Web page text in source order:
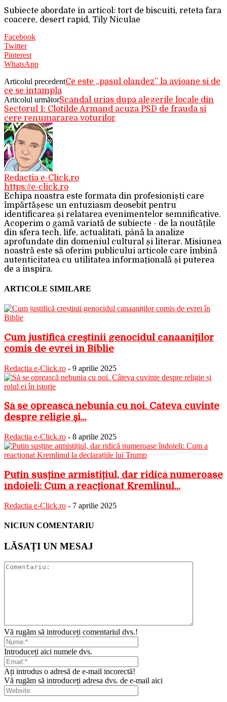
Subiecte abordate in articol: tort de biscuiti, reteta fara
coacere, desert rapid, Tily Niculae
Facebook
Twitter
Pinterest
WhatsApp
Articolul precedentCe este „pasul olandez” la avioane si de
ce se intampla
Articolul următorScandal urias dupa alegerile locale din
Sectorul 1: Clotilde Armand acuza PSD de frauda si
cere renumararea voturilor
Redactia e-Click.ro
https://e-click.ro
Echipa noastra este formata din profesioniști care
împărtășesc un entuziasm deosebit pentru
identificarea și relatarea evenimentelor semnificative.
Acoperim o gamă variată de subiecte - de la noutățile
din sfera tech, life, actualitati, până la analize
aprofundate din domeniul cultural și literar. Misiunea
noastră este să oferim publicului articole care îmbină
autenticitatea cu utilitatea informațională și puterea
de a inspira.
ARTICOLE SIMILARE
Cum justifică creștinii genocidul canaaniților
comis de evrei în Biblie
Redactia e-Click.ro - 9 aprilie 2025
Să se oprească nebunia cu noi. Câteva cuvinte
despre religie și...
Redactia e-Click.ro - 8 aprilie 2025
Putin susține armistițiul, dar ridică numeroase
îndoieli: Cum a reacționat Kremlinul...
Redactia e-Click.ro - 7 aprilie 2025
NICIUN COMENTARIU
LĂSAȚI UN MESAJ
Vă rugăm să introduceți comentariul dvs.!
Introduceți aici numele dvs.
Ați introdus o adresă de e-mail incorectă!
Vă rugăm să introduceți adresa dvs. de e-mail aici